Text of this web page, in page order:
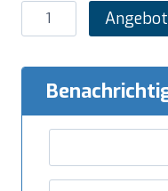
SARO
Gas-
Tischmodell
Menge